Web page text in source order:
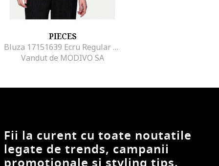
PIECES
Bluza 17151639 Ecru Regular Fit, Bumbac
Vandut de MODIVO SA
Fii la curent cu toate noutatile
legate de trends, campanii